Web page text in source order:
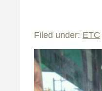
Filed under: ETC